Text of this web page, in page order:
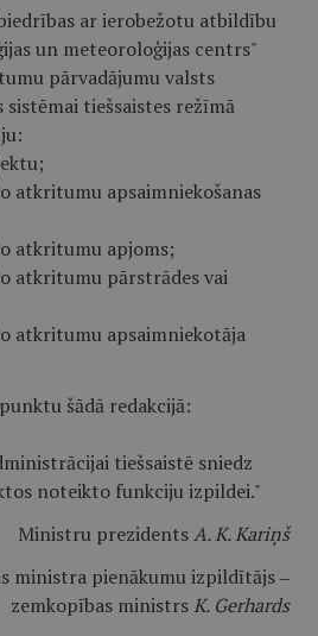
ar ierobežotu atbildību
un meteoroloģijas centrs"
pārvadājumu valsts
tiešsaistes režīmā
atkritumu apsaimniekošanas
atkritumu apjoms;
atkritumu pārstrādes vai
atkritumu apsaimniekotāja
punktu šādā redakcijā:
tiešsaistē sniedz
noteikto funkciju izpildei."
Ministru prezidentsA. K. Kariņš
ministra pienākumu izpildītājs ‒
zemkopības ministrsK. Gerhards